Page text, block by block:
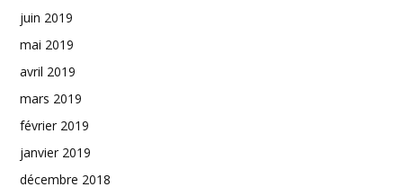
juin 2019
mai 2019
avril 2019
mars 2019
février 2019
janvier 2019
décembre 2018